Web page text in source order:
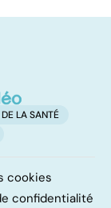
LA SANTÉ
cookies
confidentialité